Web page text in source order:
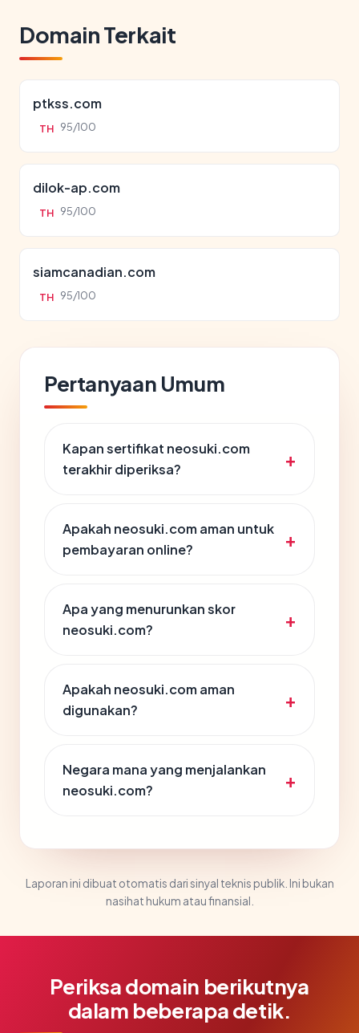
Domain Terkait
ptkss.com
TH 95/100
dilok-ap.com
TH 95/100
siamcanadian.com
TH 95/100
Pertanyaan Umum
Kapan sertifikat neosuki.com
terakhir diperiksa?
Apakah neosuki.com aman untuk
pembayaran online?
Apa yang menurunkan skor
neosuki.com?
Apakah neosuki.com aman
digunakan?
Negara mana yang menjalankan
neosuki.com?
Laporan ini dibuat otomatis dari sinyal teknis publik. Ini bukan
nasihat hukum atau finansial.
Periksa domain berikutnya
dalam beberapa detik.